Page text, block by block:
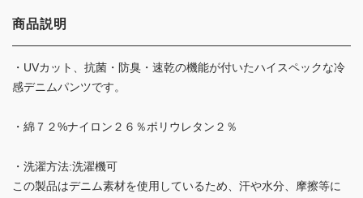
商品説明
・UVカット、抗菌・防臭・速乾の機能が付いたハイスペックな冷
感デニムパンツです。
・綿７２%ナイロン２６％ポリウレタン２％
・洗濯方法:洗濯機可
この製品はデニム素材を使用しているため、汗や水分、摩擦等に